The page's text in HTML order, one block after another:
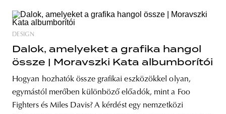
DESIGN
Dalok, amelyeket a grafika hangol
össze | Moravszki Kata albumborítói
Hogyan hozhatók össze grafikai eszközökkel olyan,
egymástól merőben különböző előadók, mint a Foo
Fighters és Miles Davis? A kérdést egy nemzetközi